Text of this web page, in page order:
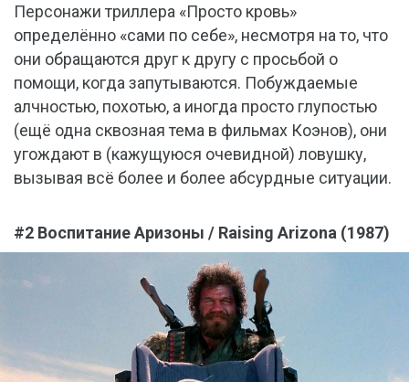
Персонажи триллера «Просто кровь»
определённо «сами по себе», несмотря на то, что
они обращаются друг к другу с просьбой о
помощи, когда запутываются. Побуждаемые
алчностью, похотью, а иногда просто глупостью
(ещё одна сквозная тема в фильмах Коэнов), они
угождают в (кажущуюся очевидной) ловушку,
вызывая всё более и более абсурдные ситуации.
#2 Воспитание Аризоны / Raising Arizona (1987)